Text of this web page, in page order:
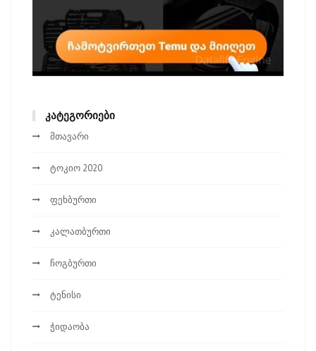
ᲙᲐᲢᲔᲒᲝᲠᲘᲔᲑᲘ
მთავარი
ტოკიო 2020
ფეხბურთი
კალათბურთი
ჩოგბურთი
ტენისი
ჭიდაობა